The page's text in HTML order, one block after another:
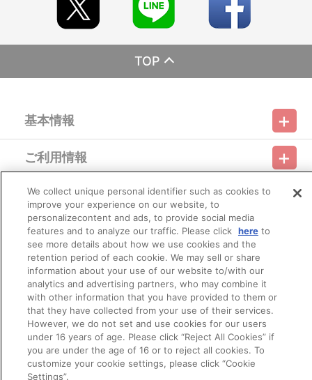
また、購入順や地域順でのお届けではございません。
■商品について
※1度のお会計でカートに入れられる商品は60種類までとなりま
す。それ以上のお買い物の際は、決済後に新たにご注文をお願いい
※本商品は販売数に限りがございます。また、在庫僅少の商品に
※「在庫がありません」表示後も、ご注文のキャンセルや支払い
期限切れが発生した際は販売を再開させていただく場合がございま
※撮影環境やご利用のモニター環境により、実物と多少異なって
見える場合がございます。
います。あらかじめご了承ください。
※すでにご注文しているかのご確認には、「マイページ」→「ご
注文履歴」にてご確認いただけます。
※今後店頭・催事などで販売する場合がございます。
※ナナイロストア購入特典はございません。
■ご注文・お支払いについて
※本商品のご注文は「A-on STORE」が承り、発送を行います。
なお、ご注文には、「A-on STORE」の会員登録（無料）が必
要となります。
※決済方法は「カード決済」、「コンビニ決済」、「Pay-
easy（ペイジー）」「WEB・スマホ決済」のみとなります。
※メール受信設定を行っているお客様につきましては、必ず
[@bnfw.co.jp]のドメイン指定受信の設定をお願いいたします。
(受信許可の設定を行わないとメールが「迷惑メールフォルダ」
TOP
基本情報
利用規約 特定商取引法に基づく表示
プライバシーオプション 会社概要
ご利用情報
ご利用ガイド サイトマップ 推奨環境
Do Not Sell or Share My Personal Information
会員メニュー
ログイン 会員規約 新規会員登録
その他のご案内
バンダイナムコフィルムワークス
© Bandai Namco Filmworks Inc. All Rights Reserved.
We collect unique personal identifier such as cookies to
improve your experience on our website, to
personalizecontent and ads, to provide social media
features and to analyze our traffic. Please click hereto
see more details about how we use cookies and the
retention period of each cookie. We may sell or share
information about your use of our website to/with our
analytics and advertising partners, who may combine it
with other information that you have provided to them or
that they have collected from your use of their services.
However, we do not set and use cookies for our users
under 16 years of age. Please click “Reject All Cookies” if
you are under the age of 16 or to reject all cookies. To
customize your cookie settings, please click “Cookie
Settings”.